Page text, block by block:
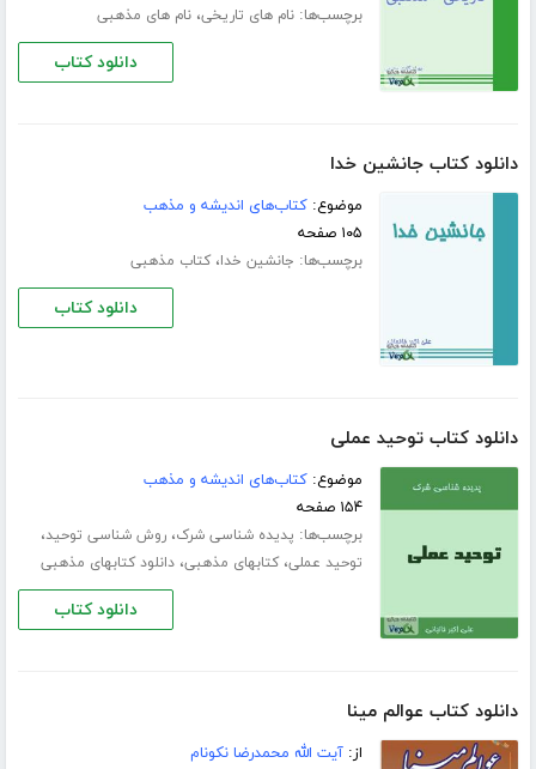
برچسب‌ها:نام های تاریخی،نام های مذهبی
دانلود کتاب
دانلود کتاب جانشین خدا
موضوع:کتاب‌های اندیشه و مذهب
۱۰۵ صفحه
برچسب‌ها: جانشین خدا،کتاب مذهبی
دانلود کتاب
دانلود کتاب توحید عملی
موضوع:کتاب‌های اندیشه و مذهب
۱۵۴ صفحه
برچسب‌ها: پدیده شناسی شرک،روش شناسی توحید،
توحید عملی،کتابهای مذهبی،دانلود کتابهای مذهبی
دانلود کتاب
دانلود کتاب عوالم مینا
از:آیت الله محمدرضا نکونام